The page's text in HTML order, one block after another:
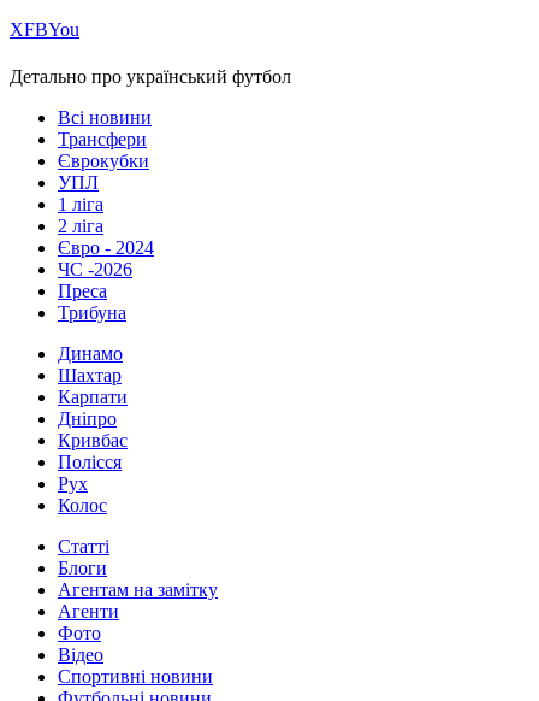
ХFBYou
Детально про український футбол
Всі новини
Трансфери
Єврокубки
УПЛ
1 ліга
2 ліга
Євро - 2024
ЧС -2026
Преса
Трибуна
Динамо
Шахтар
Карпати
Дніпро
Кривбас
Полісся
Рух
Колос
Статті
Блоги
Агентам на замітку
Агенти
Фото
Відео
Спортивні новини